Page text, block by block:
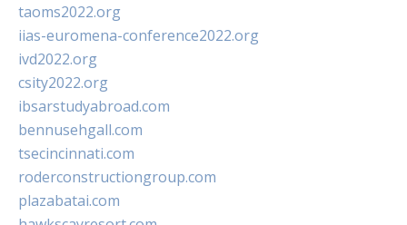
taoms2022.org
iias-euromena-conference2022.org
ivd2022.org
csity2022.org
ibsarstudyabroad.com
bennusehgall.com
tsecincinnati.com
roderconstructiongroup.com
plazabatai.com